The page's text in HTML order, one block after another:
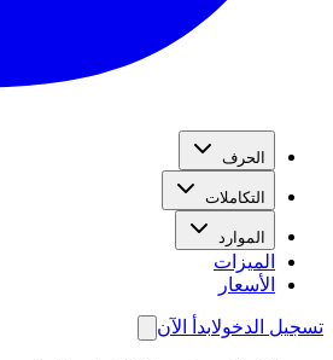
الحرف
التكاملات
الموارد
الميزات
الأسعار
تسجيل الدخولابدأ الآن